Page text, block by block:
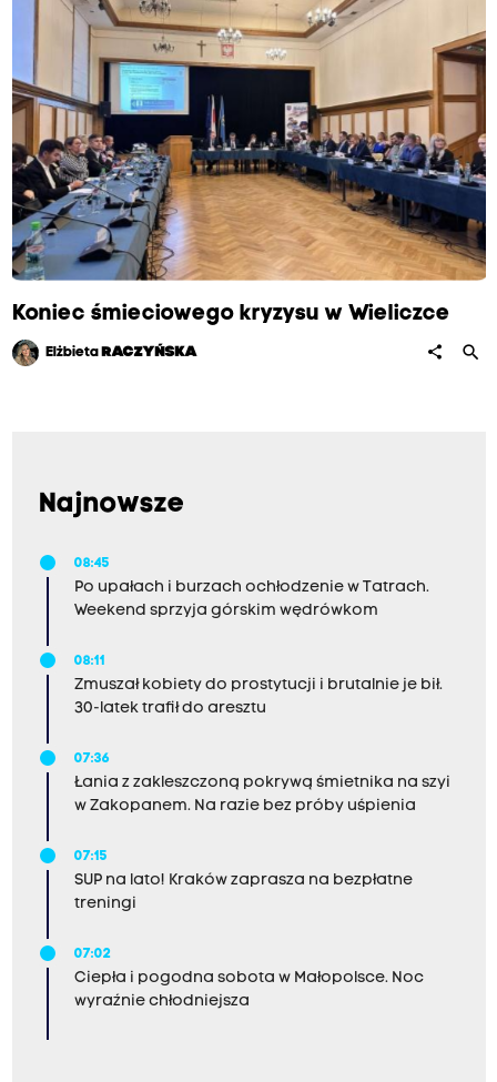
Koniec śmieciowego kryzysu w Wieliczce
Elżbieta RACZYŃSKA share search
Najnowsze
08:45
Po upałach i burzach ochłodzenie w Tatrach.
Weekend sprzyja górskim wędrówkom
08:11
Zmuszał kobiety do prostytucji i brutalnie je bił.
30-latek trafił do aresztu
07:36
Łania z zakleszczoną pokrywą śmietnika na szyi
w Zakopanem. Na razie bez próby uśpienia
07:15
SUP na lato! Kraków zaprasza na bezpłatne
treningi
07:02
Ciepła i pogodna sobota w Małopolsce. Noc
wyraźnie chłodniejsza